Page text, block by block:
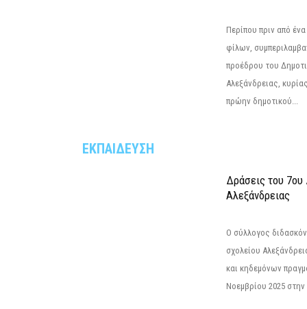
Περίπου πριν από
φίλων,
προέδρου του
Αλεξάνδρειας,
πρώην δημοτικού...
ΕΚΠΑΙΔΕΥΣΗ
Δράσεις του 7ου
Αλεξάνδρειας
Ο σύλλογος
σχολείου
και κηδεμόνων
Νοεμβρίου 2025